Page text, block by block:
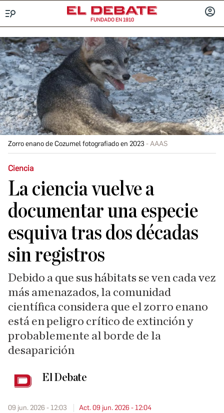
FUNDADO EN 1910
Zorro enano de Cozumel fotografiado en 2023 AAAS
Ciencia
La ciencia vuelve a
documentar una especie
esquiva tras dos décadas
sin registros
Debido a que sus hábitats se ven cada vez
más amenazados, la comunidad
científica considera que el zorro enano
está en peligro crítico de extinción y
probablemente al borde de la
desaparición
El Debate
09 jun. 2026 - 12:03 Act. 09 jun. 2026 - 12:04